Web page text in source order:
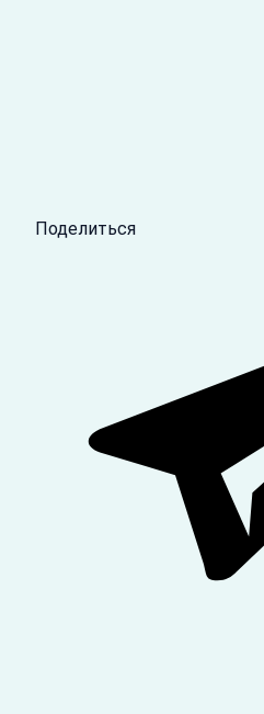
Поделиться